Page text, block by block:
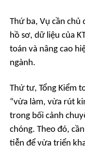
Thứ ba, Vụ cần chủ
hồ sơ, dữ liệu của
toán và nâng cao
ngành.
Thứ tư, Tổng Kiểm
“vừa làm, vừa rút
trong bối cảnh
chóng. Theo đó,
tiễn để vừa triển